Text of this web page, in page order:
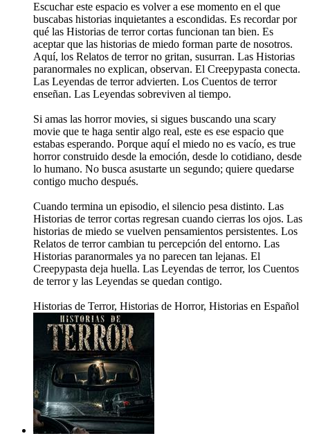
Escuchar este espacio es volver a ese momento en el que
buscabas historias inquietantes a escondidas. Es recordar por
qué las Historias de terror cortas funcionan tan bien. Es
aceptar que las historias de miedo forman parte de nosotros.
Aquí, los Relatos de terror no gritan, susurran. Las Historias
paranormales no explican, observan. El Creepypasta conecta.
Las Leyendas de terror advierten. Los Cuentos de terror
enseñan. Las Leyendas sobreviven al tiempo.
Si amas las horror movies, si sigues buscando una scary
movie que te haga sentir algo real, este es ese espacio que
estabas esperando. Porque aquí el miedo no es vacío, es true
horror construido desde la emoción, desde lo cotidiano, desde
lo humano. No busca asustarte un segundo; quiere quedarse
contigo mucho después.
Cuando termina un episodio, el silencio pesa distinto. Las
Historias de terror cortas regresan cuando cierras los ojos. Las
historias de miedo se vuelven pensamientos persistentes. Los
Relatos de terror cambian tu percepción del entorno. Las
Historias paranormales ya no parecen tan lejanas. El
Creepypasta deja huella. Las Leyendas de terror, los Cuentos
de terror y las Leyendas se quedan contigo.
Historias de Terror, Historias de Horror, Historias en Español